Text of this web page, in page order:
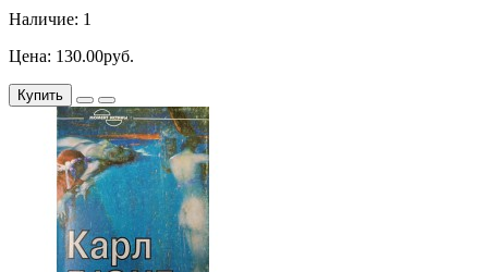
Наличие: 1
Цена: 130.00руб.
Купить